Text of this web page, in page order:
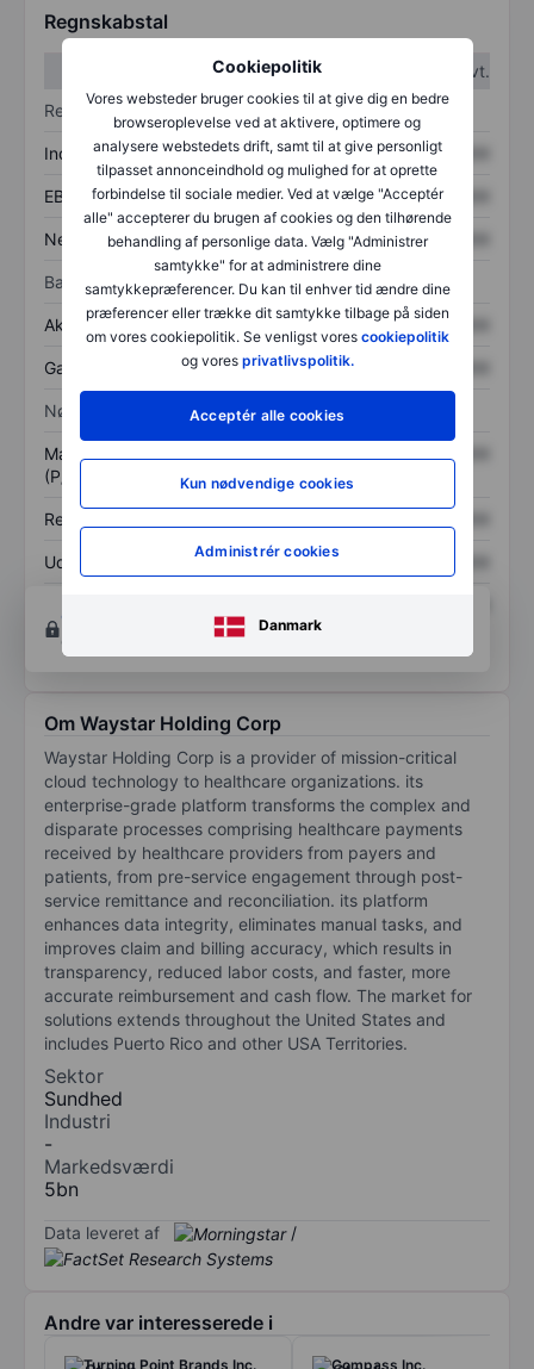
Cookiepolitik
Vores websteder bruger cookies til at give dig en bedre
browseroplevelse ved at aktivere, optimere og
analysere webstedets drift, samt til at give personligt
tilpasset annonceindhold og mulighed for at oprette
forbindelse til sociale medier. Ved at vælge "Acceptér
alle" accepterer du brugen af cookies og den tilhørende
behandling af personlige data. Vælg "Administrer
samtykke" for at administrere dine
samtykkepræferencer. Du kan til enhver tid ændre dine
præferencer eller trække dit samtykke tilbage på siden
om vores cookiepolitik. Se venligst vores cookiepolitik
og vores privatlivspolitik.
Acceptér alle cookies
Kun nødvendige cookies
Administrér cookies
Danmark
Regnskabstal
1. kvt.
2. kvt.
Resultatopgørelse
Indtægter XXXXXXX XXXXXXX
EBITDA XXXXXXX XXXXXXX
Nettoresultat XXXXXXX XXXXXXX
Balance
Aktiver i alt XXXXXXX XXXXXXX
Gæld XXXXXXX
Nøgletal
Markedsværdi/omsætning
(P/S)
Resultat pr. aktie (EPS)
Udbytte pr. aktie XXXXXXX
Opret konto
for at få adgang til flere diagrammer
og analyse værktøjer.
Om Waystar Holding Corp
Waystar Holding Corp is a provider of mission-critical
cloud technology to healthcare organizations. its
enterprise-grade platform transforms the complex and
disparate processes comprising healthcare payments
received by healthcare providers from payers and
patients, from pre-service engagement through post-
service remittance and reconciliation. its platform
enhances data integrity, eliminates manual tasks, and
improves claim and billing accuracy, which results in
transparency, reduced labor costs, and faster, more
accurate reimbursement and cash flow. The market for
solutions extends throughout the United States and
includes Puerto Rico and other USA Territories.
Sektor
Sundhed
Industri
-
Markedsværdi
5bn
Data leveret af /
Andre var interesserede i
Turning Point Brands Inc. Compass Inc.